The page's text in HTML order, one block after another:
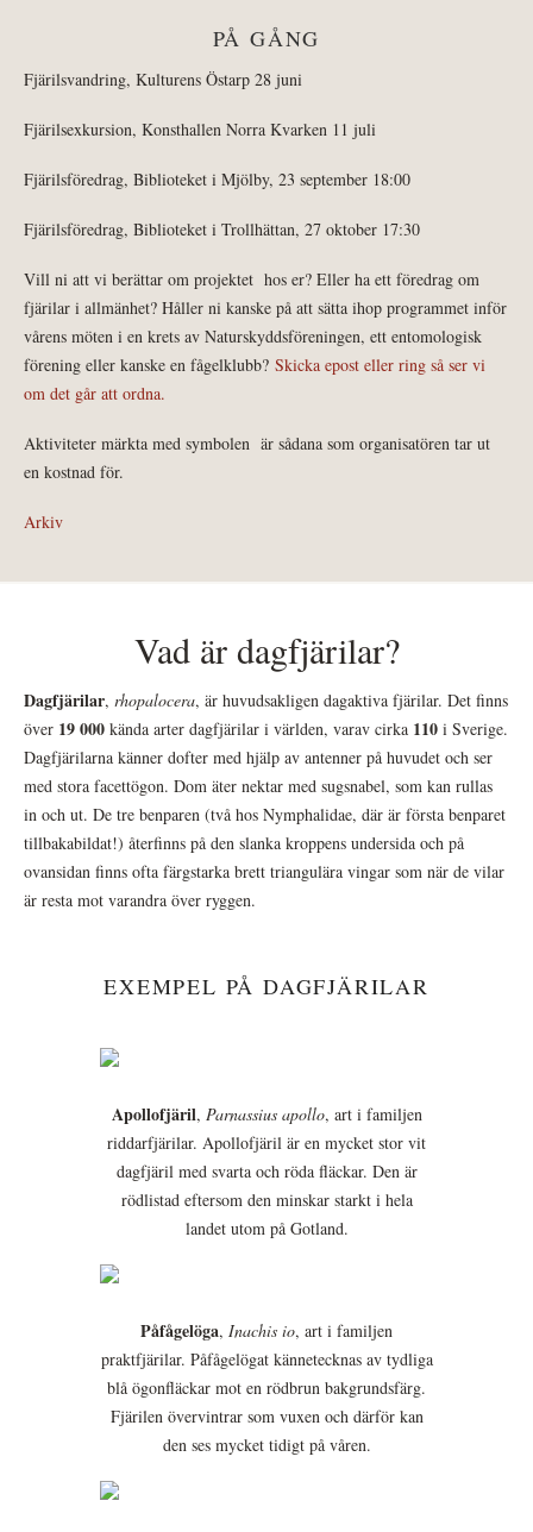
PÅ GÅNG
Fjärilsvandring, Kulturens Östarp 28 juni
Fjärilsexkursion, Konsthallen Norra Kvarken 11 juli
Fjärilsföredrag, Biblioteket i Mjölby, 23 september 18:00
Fjärilsföredrag, Biblioteket i Trollhättan, 27 oktober 17:30
Vill ni att vi berättar om projektet hos er? Eller ha ett föredrag om
fjärilar i allmänhet? Håller ni kanske på att sätta ihop programmet inför
vårens möten i en krets av Naturskyddsföreningen, ett entomologisk
förening eller kanske en fågelklubb? Skicka epost eller ring så ser vi
om det går att ordna.
Aktiviteter märkta med symbolen är sådana som organisatören tar ut
en kostnad för.
Arkiv
Vad är dagfjärilar?
Dagfjärilar, rhopalocera, är huvudsakligen dagaktiva fjärilar. Det finns
över 19 000 kända arter dagfjärilar i världen, varav cirka 110 i Sverige.
Dagfjärilarna känner dofter med hjälp av antenner på huvudet och ser
med stora facettögon. Dom äter nektar med sugsnabel, som kan rullas
in och ut. De tre benparen (två hos Nymphalidae, där är första benparet
tillbakabildat!) återfinns på den slanka kroppens undersida och på
ovansidan finns ofta färgstarka brett triangulära vingar som när de vilar
är resta mot varandra över ryggen.
EXEMPEL PÅ DAGFJÄRILAR
Apollofjäril, Parnassius apollo, art i familjen
riddarfjärilar. Apollofjäril är en mycket stor vit
dagfjäril med svarta och röda fläckar. Den är
rödlistad eftersom den minskar starkt i hela
landet utom på Gotland.
Påfågelöga, Inachis io, art i familjen
praktfjärilar. Påfågelögat kännetecknas av tydliga
blå ögonfläckar mot en rödbrun bakgrundsfärg.
Fjärilen övervintrar som vuxen och därför kan
den ses mycket tidigt på våren.